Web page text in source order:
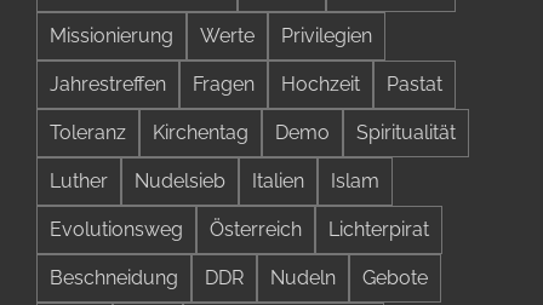
Missionierung Werte Privilegien
Jahrestreffen Fragen Hochzeit Pastat
Toleranz Kirchentag Demo Spiritualität
Luther Nudelsieb Italien Islam
Evolutionsweg Österreich Lichterpirat
Beschneidung DDR Nudeln Gebote